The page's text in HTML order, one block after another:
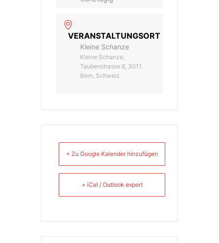
VERANSTALTUNGSORT
Kleine Schanze
Kleine Schanze,
Taubenstrasse 6, 3011
Bern, Schweiz
+ Zu Google Kalender hinzufügen
+ iCal / Outlook export